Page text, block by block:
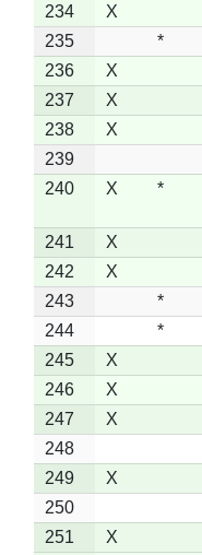
234 X
235
*
236
X
237
X
238
X
239
240
X *
241 X
242
X
243
*
244
*
245
X
246
X
247
X
248
249
X
250
251
X